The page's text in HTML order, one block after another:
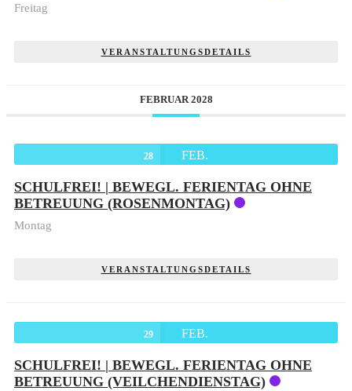
Freitag
VERANSTALTUNGSDETAILS
FEBRUAR 2028
28 FEB.
SCHULFREI! | BEWEGL. FERIENTAG OHNE
BETREUUNG (ROSENMONTAG)
Montag
VERANSTALTUNGSDETAILS
29 FEB.
SCHULFREI! | BEWEGL. FERIENTAG OHNE
BETREUUNG (VEILCHENDIENSTAG)